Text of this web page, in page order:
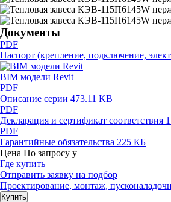
Документы
PDF
Паспорт (крепление, подключение,
BIM модели Revit
PDF
Описание серии 473.11 KB
PDF
Декларация и сертификат соответствия
PDF
Гарантийные обязательства 225 КБ
Цена По запросу у
Где купить
Отправить заявку на подбор
Проектирование, монтаж,
Купить